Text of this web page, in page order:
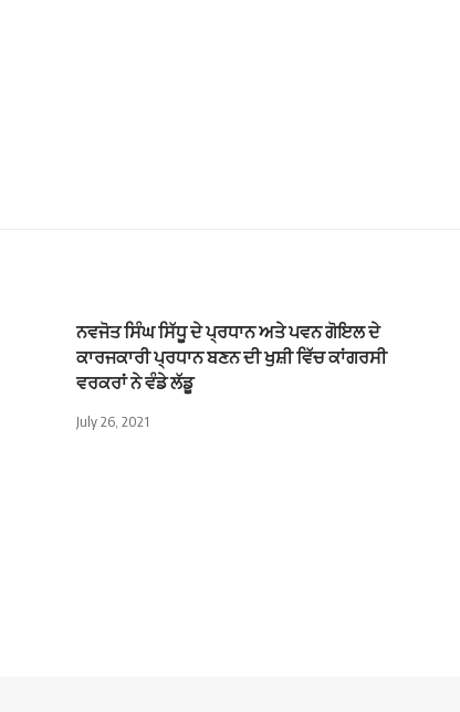
ਨਵਜੋਤ ਸਿੰਘ ਸਿੱਧੂ ਦੇ ਪ੍ਰਧਾਨ ਅਤੇ ਪਵਨ ਗੋਇਲ ਦੇ
ਕਾਰਜਕਾਰੀ ਪ੍ਰਧਾਨ ਬਣਨ ਦੀ ਖੁਸ਼ੀ ਵਿੱਚ ਕਾਂਗਰਸੀ
ਵਰਕਰਾਂ ਨੇ ਵੰਡੇ ਲੱਡੂ
July 26, 2021